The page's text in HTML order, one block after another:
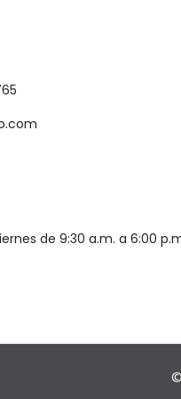
de 9:30 a.m. a 6:00